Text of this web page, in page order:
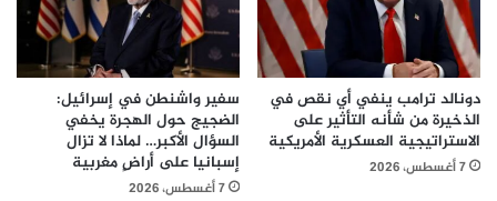
دونالد ترامب ينفي أي نقص في
الذخيرة من شأنه التأثير على
الاستراتيجية العسكرية الأمريكية
7 أغسطس، 2026
سفير واشنطن في إسرائيل:
الضجيج حول الهجرة يخفي
السؤال الأكبر… لماذا لا تزال
إسبانيا على أراضٍ مغربية
7 أغسطس، 2026